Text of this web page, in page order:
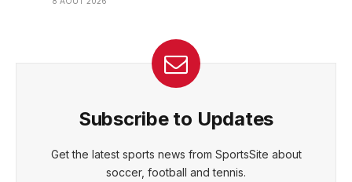
Subscribe to Updates
Get the latest sports news from SportsSite about
soccer, football and tennis.